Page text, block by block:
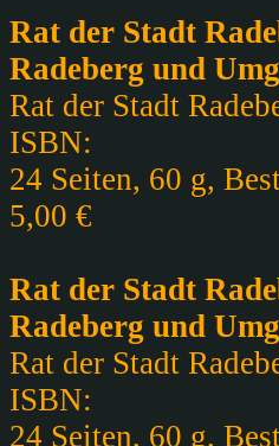
Rat der Stadt
Radeberg und
Rat der Stadt
ISBN:
24 Seiten, 60 g,
5,00 €
Rat der Stadt
Radeberg und
Rat der Stadt
ISBN:
24 Seiten, 60 g,